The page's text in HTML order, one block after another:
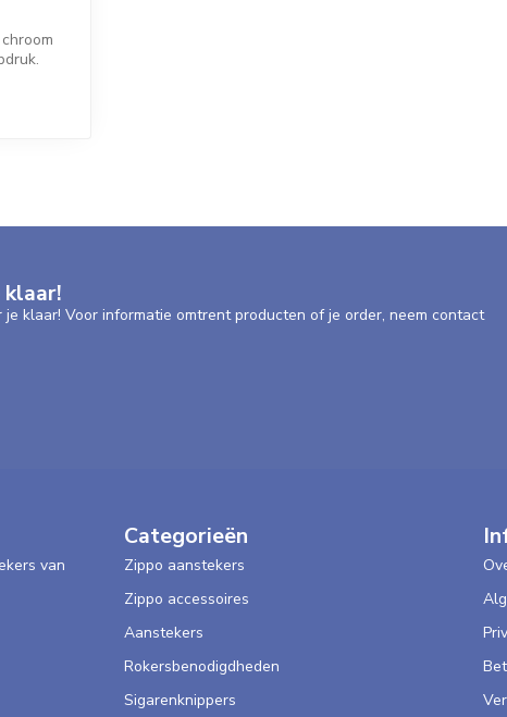
klaar! Voor informatie omtrent producten of je order, neem contact
van
Categorieën
Zippo aanstekers
Zippo accessoires
Aanstekers
Rokersbenodigdheden
Sigarenknippers